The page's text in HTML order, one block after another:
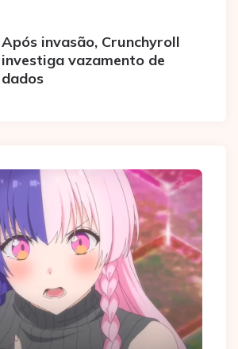
Após invasão, Crunchyroll
investiga vazamento de
dados